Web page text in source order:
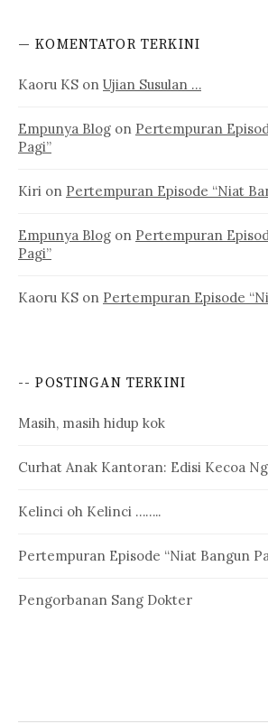
— KOMENTATOR TERKINI
Kaoru KS on Ujian Susulan …
Empunya Blog on Pertempuran
Pagi”
Kiri on Pertempuran Episode “Niat
Empunya Blog on Pertempuran
Pagi”
Kaoru KS on Pertempuran Episode
-- POSTINGAN TERKINI
Masih, masih hidup kok
Curhat Anak Kantoran: Edisi Kecoa
Kelinci oh Kelinci ……..
Pertempuran Episode “Niat Bangun
Pengorbanan Sang Dokter